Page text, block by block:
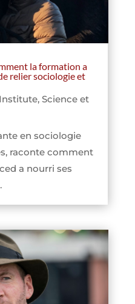
la formation a
relier sociologie et
, Science et
en sociologie
raconte comment
a nourri ses